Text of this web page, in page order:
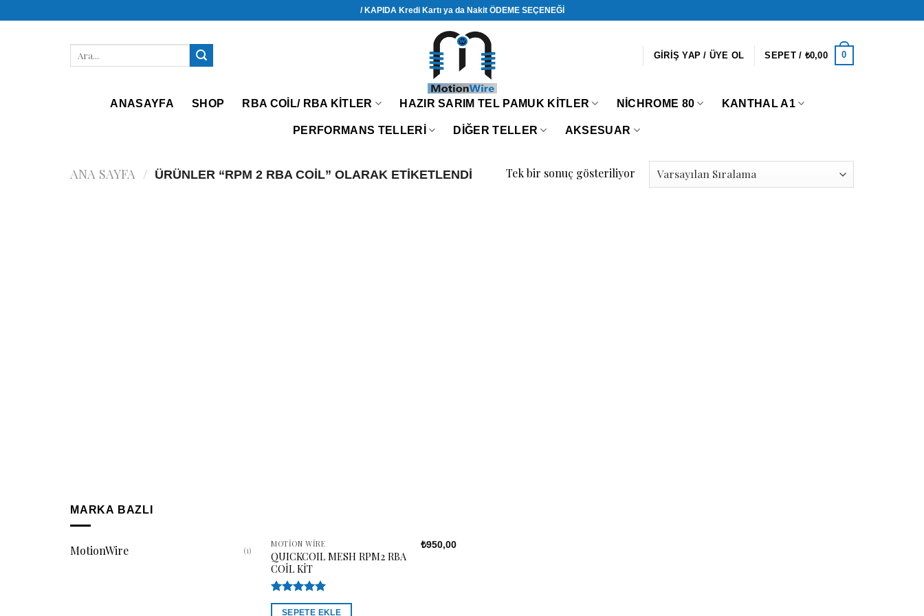
atla
/ KAPIDA Kredi Kartı ya da Nakit ÖDEME SEÇENEĞİ
GIRIŞ YAP / ÜYE OL SEPET / ₺0,00 0
ANASAYFA SHOP RBA COIL/ RBA KITLER HAZIR SARIM TEL PAMUK KITLER NICHROME 80 KANTHAL A1
PERFORMANS TELLERİ DIĞER TELLER AKSESUAR
ANA SAYFA / ÜRÜNLER “RPM 2 RBA COIL” OLARAK ETIKETLENDI Tek bir sonuç gösteriliyor
MARKA BAZLI
MotionWire (1)
MOTION WIRE
QUICKCOIL MESH RPM2 RBA
COİL KİT
5 üzerinden
5.00oy
₺950,00
SEPETE EKLE